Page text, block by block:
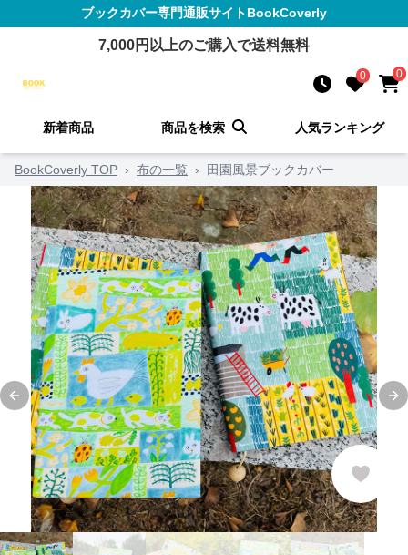
ブックカバー専門通販サイトBookCoverly
7,000円以上のご購入で送料無料
0 0
新着商品 商品を検索 人気ランキング
BookCoverly TOP › 布の一覧 › 田園風景ブックカバー
Previous slide